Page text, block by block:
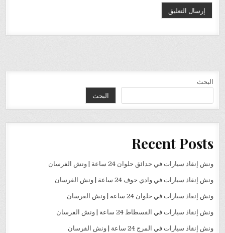
البحث
البحث
Recent Posts
ونش إنقاذ سيارات في حدائق حلوان 24 ساعة | ونش الفرسان
ونش إنقاذ سيارات في وادي حوف 24 ساعة | ونش الفرسان
ونش إنقاذ سيارات في حلوان 24 ساعة | ونش الفرسان
ونش إنقاذ سيارات في الفسطاط 24 ساعة | ونش الفرسان
ونش إنقاذ سيارات في المرج 24 ساعة | ونش الفرسان